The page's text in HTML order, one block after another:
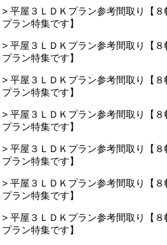
> 平屋３ＬＤＫプラン参考間取り【
プラン特集です】
> 平屋３ＬＤＫプラン参考間取り【
プラン特集です】
> 平屋３ＬＤＫプラン参考間取り【
プラン特集です】
> 平屋３ＬＤＫプラン参考間取り【
プラン特集です】
> 平屋３ＬＤＫプラン参考間取り【
プラン特集です】
> 平屋３ＬＤＫプラン参考間取り【
プラン特集です】
> 平屋３ＬＤＫプラン参考間取り【
プラン特集です】